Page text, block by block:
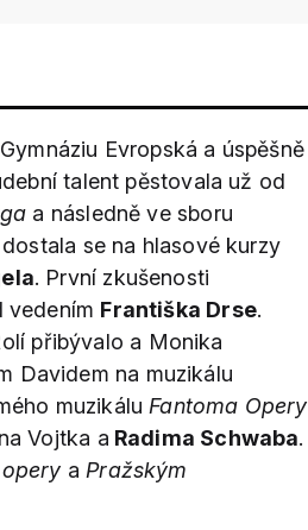
Evropská a úspěšně
talent pěstovala už od
a následně ve sboru
se na hlasové kurzy
. První zkušenosti
vedením Františka Drse.
přibývalo a Monika
Davidem na muzikálu
muzikálu Fantoma Opery
Vojtka a Radima Schwaba.
a Pražským